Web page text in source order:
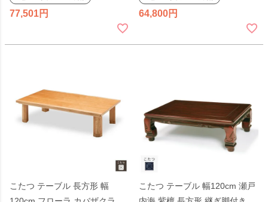
然木 木製 日本製 国産 こたつテ
77,501
製 国産 こたつテーブル
64,800
こたつ テーブル 長方形 幅
こたつ テーブル 幅120cm 瀬戸